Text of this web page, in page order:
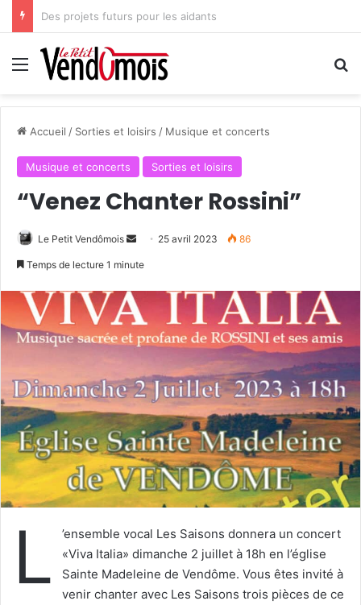
Horizons Sahel à l’heure du bilan
Menu
Accueil / Sorties et loisirs / Musique et concerts
Musique et concerts Sorties et loisirs
“Venez Chanter Rossini”
Le Petit Vendômois
y
e
u
n
c
o
u
r
r
i
e
l
25 avril 2023 86
Temps de lecture 1 minute
L
’ensemble vocal Les Saisons donnera un concert
«Viva Italia» dimanche 2 juillet à 18h en l’église
Sainte Madeleine de Vendôme. Vous êtes invité à
venir chanter avec Les Saisons trois pièces de ce